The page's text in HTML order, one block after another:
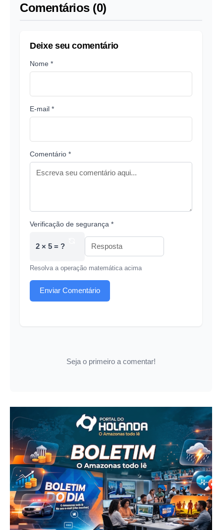
Comentários (0)
Deixe seu comentário
Nome *
E-mail *
Comentário *
Verificação de segurança *
2 × 5 = ?
Resolva a operação matemática acima
Enviar Comentário
Seja o primeiro a comentar!